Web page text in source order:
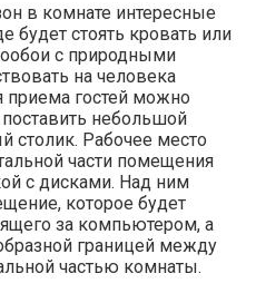
в комнате интересные
будет стоять кровать или
с природными
на человека
гостей можно
небольшой
столик. Рабочее место
части помещения
с дисками. Над ним
которое будет
за компьютером, а
границей между
частью комнаты.